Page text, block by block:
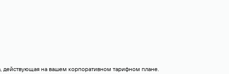
на вашем корпоративном тарифном плане.